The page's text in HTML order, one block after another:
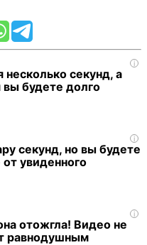
i
несколько секунд, а
вы будете долго
i
секунд, но вы будете
увиденного
i
отожгла! Видео не
равнодушным